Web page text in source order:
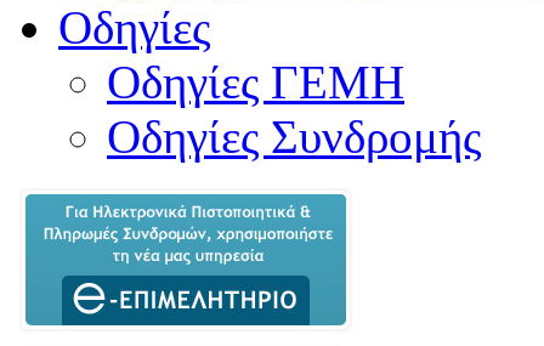
Οδηγίες
Οδηγίες ΓΕΜΗ
Οδηγίες Συνδρομής